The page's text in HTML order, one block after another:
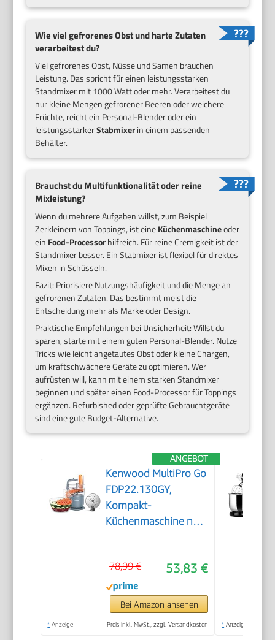
Wie viel gefrorenes Obst und harte Zutaten
verarbeitest du?
Viel gefrorenes Obst, Nüsse und Samen brauchen
Leistung. Das spricht für einen leistungsstarken
Standmixer mit 1000 Watt oder mehr. Verarbeitest du
nur kleine Mengen gefrorener Beeren oder weichere
Früchte, reicht ein Personal-Blender oder ein
leistungsstarkerStabmixerin einem passenden
Behälter.
Brauchst du Multifunktionalität oder reine
Mixleistung?
Wenn du mehrere Aufgaben willst, zum Beispiel
Zerkleinern von Toppings, ist eineKüchenmaschineoder
ein Food-Processorhilfreich. Für reine Cremigkeit ist der
Standmixer besser. Ein Stabmixer ist flexibel für direktes
Mixen in Schüsseln.
Fazit: Priorisiere Nutzungshäufigkeit und die Menge an
gefrorenen Zutaten. Das bestimmt meist die
Entscheidung mehr als Marke oder Design.
Praktische Empfehlungen bei Unsicherheit: Willst du
sparen, starte mit einem guten Personal-Blender. Nutze
Tricks wie leicht angetautes Obst oder kleine Chargen,
um kraftschwächere Geräte zu optimieren. Wer
aufrüsten will, kann mit einem starken Standmixer
beginnen und später einen Food-Processor für Toppings
ergänzen. Refurbished oder geprüfte Gebrauchtgeräte
sind eine gute Budget-Alternative.
ANGEBOT
Kenwood MultiPro Go
FDP22.130GY,
Kompakt-
Küchenmaschine nur
Pürieren und Teig
Kneten, Express-
Serve, 1,3 l
Arbeitsbehälter, 650
53,83 €
78,99 €
Bei Amazon ansehen
* Anzeige Preis inkl. MwSt., zzgl. Versandkosten * Anzeige